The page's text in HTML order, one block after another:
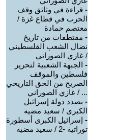
- قراءة في وثائق وقف
الحرب في قطاع غزة /
معتصم حمادة
- مقتطفات من تاريخ
نضال الشعب الفلسطيني
/ غازي الصوراني
- الجبهة الشعبية لتحرير
فلسطين والموقف
الصريح من الحق التاريخي
... / غازي الصوراني
- بصدد دولة إسرائيل
الكبرى / سعيد مضيه
- إسرائيل الكبرى أسطورة
توراتية -2 / سعيد مضيه